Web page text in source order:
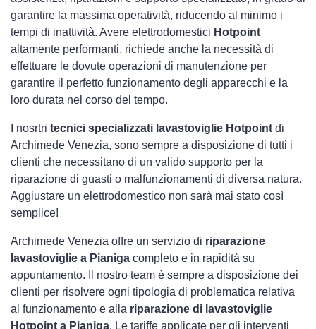
garantire la massima operatività, riducendo al minimo i
tempi di inattività. Avere elettrodomestici Hotpoint
altamente performanti, richiede anche la necessità di
effettuare le dovute operazioni di manutenzione per
garantire il perfetto funzionamento degli apparecchi e la
loro durata nel corso del tempo.
I nosrtri tecnici specializzati lavastoviglie Hotpoint di
Archimede Venezia, sono sempre a disposizione di tutti i
clienti che necessitano di un valido supporto per la
riparazione di guasti o malfunzionamenti di diversa natura.
Aggiustare un elettrodomestico non sarà mai stato così
semplice!
Archimede Venezia offre un servizio di riparazione
lavastoviglie a Pianiga completo e in rapidità su
appuntamento. Il nostro team è sempre a disposizione dei
clienti per risolvere ogni tipologia di problematica relativa
al funzionamento e alla riparazione di lavastoviglie
Hotpoint a Pianiga. Le tariffe applicate per gli interventi